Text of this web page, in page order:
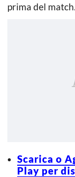
prima del match.
Scarica o
Play per